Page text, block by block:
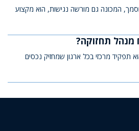
המכונה גם מורשה נגישות, הוא מקצוע
מנהל תחזוקה?
תפקיד מרכזי בכל ארגון שמחזיק נכסים